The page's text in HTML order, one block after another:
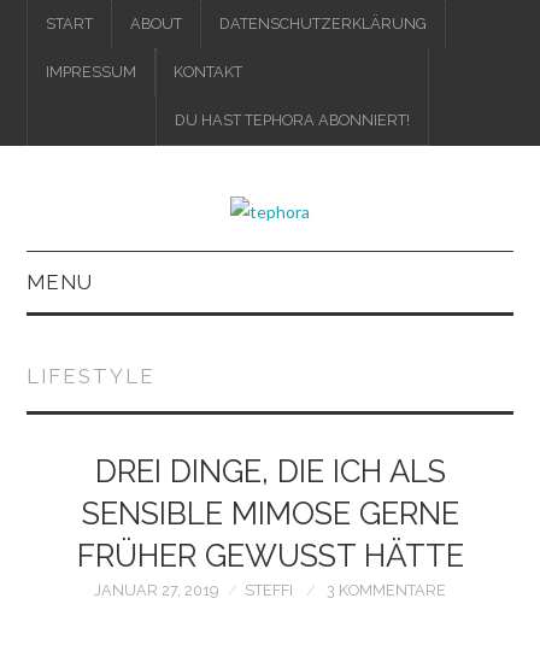
START ABOUT DATENSCHUTZERKLÄRUNG
IMPRESSUM KONTAKT
DU HAST TEPHORA ABONNIERT!
MENU
LIFESTYLE
DREI DINGE, DIE ICH ALS
SENSIBLE MIMOSE GERNE
FRÜHER GEWUSST HÄTTE
JANUAR 27, 2019 STEFFI 3 KOMMENTARE